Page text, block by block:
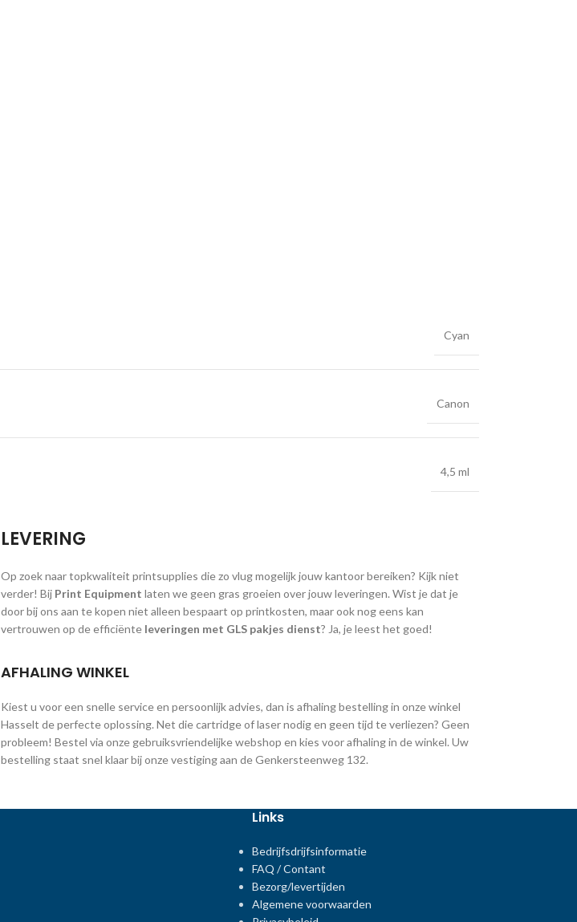
Cyan
Canon
4,5 ml
LEVERING
Op zoek naar topkwaliteit printsupplies die zo vlug mogelijk jouw kantoor bereiken? Kijk niet
verder! Bij Print Equipment laten we geen gras groeien over jouw leveringen. Wist je dat je
door bij ons aan te kopen niet alleen bespaart op printkosten, maar ook nog eens kan
vertrouwen op de efficiënte leveringen met GLS pakjes dienst? Ja, je leest het goed!
AFHALING WINKEL
Kiest u voor een snelle service en persoonlijk advies, dan is afhaling bestelling in onze winkel
Hasselt de perfecte oplossing. Net die cartridge of laser nodig en geen tijd te verliezen? Geen
probleem! Bestel via onze gebruiksvriendelijke webshop en kies voor afhaling in de winkel. Uw
bestelling staat snel klaar bij onze vestiging aan de Genkersteenweg 132.
Links
Bedrijfsdrijfsinformatie
FAQ / Contant
Bezorg/levertijden
Algemene voorwaarden